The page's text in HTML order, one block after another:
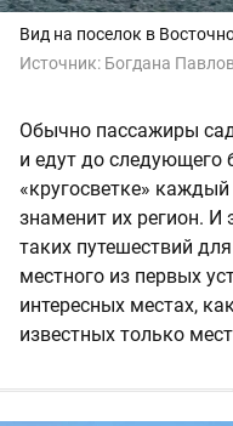
Вид на поселок в
Источник: Богдана
Обычно пассажиры
и едут до следующего
«кругосветке»
знаменит их регион. И
таких путешествий
местного из первых
интересных местах,
известных только